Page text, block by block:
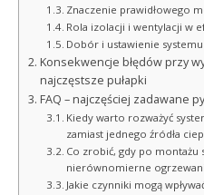
Znaczenie prawidłowego
Rola izolacji i wentylacji w
Dobór i ustawienie
Konsekwencje błędów przy
najczęstsze pułapki
FAQ – najczęściej zadawane
Kiedy warto rozważyć
zamiast jednego źródła
Co zrobić, gdy po montażu
nierównomierne
Jakie czynniki mogą